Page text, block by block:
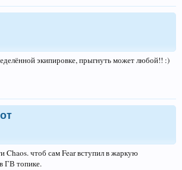
экипировке, прыгнуть может любой!! :)
Chaos. чтоб сам Fear вступил в жаркую
ГВ топике.